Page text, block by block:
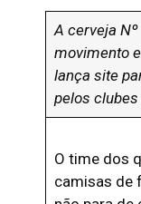
A cerveja
movimento
lança site
pelos
O time dos
camisas de